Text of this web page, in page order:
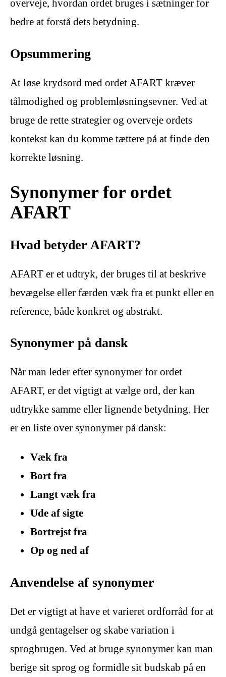
overveje, hvordan ordet bruges i sætninger for
bedre at forstå dets betydning.
Opsummering
At løse krydsord med ordet AFART kræver
tålmodighed og problemløsningsevner. Ved at
bruge de rette strategier og overveje ordets
kontekst kan du komme tættere på at finde den
korrekte løsning.
Synonymer for ordet
AFART
Hvad betyder AFART?
AFART er et udtryk, der bruges til at beskrive
bevægelse eller færden væk fra et punkt eller en
reference, både konkret og abstrakt.
Synonymer på dansk
Når man leder efter synonymer for ordet
AFART, er det vigtigt at vælge ord, der kan
udtrykke samme eller lignende betydning. Her
er en liste over synonymer på dansk:
Væk fra
Bort fra
Langt væk fra
Ude af sigte
Bortrejst fra
Op og ned af
Anvendelse af synonymer
Det er vigtigt at have et varieret ordforråd for at
undgå gentagelser og skabe variation i
sprogbrugen. Ved at bruge synonymer kan man
berige sit sprog og formidle sit budskab på en